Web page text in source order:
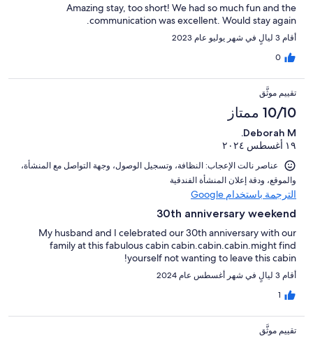
Amazing stay, too short! We had so much fun and the
communication was excellent. Would stay again.
أقام 3 ليالٍ في شهر يوليو عام 2023
0
تقييم موثَّق
10/10 ممتاز
Deborah M.
١٩ أغسطس ٢٠٢٤
عناصر نالت الإعجاب: ⁦النظافة⁩، و⁦تسجيل الوصول⁩، و⁦جهة التواصل مع المنشأة⁩،
و⁦الموقع⁩، و⁦دقة إعلان المنشأة الفندقية⁩
الترجمة باستخدام Google
30th anniversary weekend
My husband and I celebrated our 30th anniversary with our
family at this fabulous cabin cabin.cabin.cabin.might find
yourself not wanting to leave this cabin!
أقام 3 ليالٍ في شهر أغسطس عام 2024
1
تقييم موثَّق